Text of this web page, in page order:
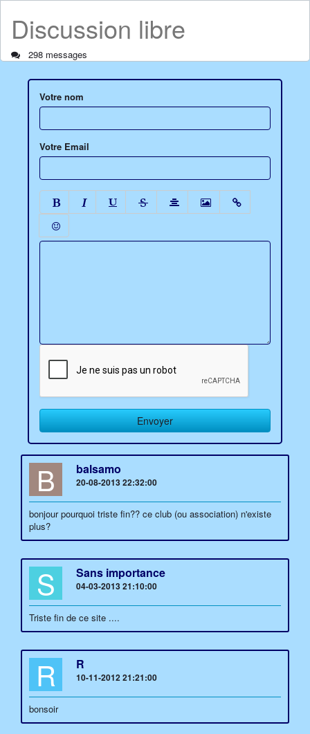
Discussion libre
298 messages
Votre nom
Votre Email
B balsamo
20-08-2013 22:32:00
bonjour pourquoi triste fin?? ce club (ou association) n'existe
plus?
S Sans importance
04-03-2013 21:10:00
Triste fin de ce site ....
R R
10-11-2012 21:21:00
bonsoir